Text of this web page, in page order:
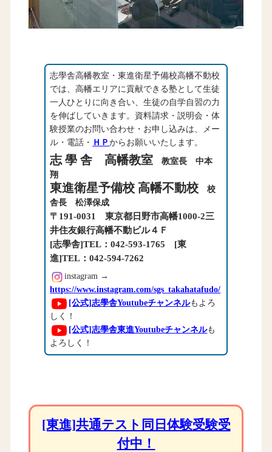
志學舎高幡教室・東進衛星予備校高幡不動校
では、高幡エリアに貢献できる塾として生徒
一人ひとりに向き合い、生徒の自学自習の力
を伸ばしていきます。資料請求・説明会・体
験授業のお問い合わせ・お申し込みは、メー
ル・電話・
ＨＰからお願いいたします。
志 學 舎 高幡教室 教室長 中本
翔
東進衛星予備校 高幡不動校 校
舎長 松澤保成
〒191-0031 東京都日野市高幡1000-2三
井住友銀行高幡不動ビル４Ｆ
[志學舎]TEL：042-593-1765 [東
進]TEL：042-594-7262
instagram →
https://www.instagram.com/sgs_takahatafudo/
[公式]志學舎Youtubeチャンネルもよろ
しく！
[公式]志學舎東進Youtubeチャンネルも
よろしく！
[東進]共通テスト同日体験受験受
付中！